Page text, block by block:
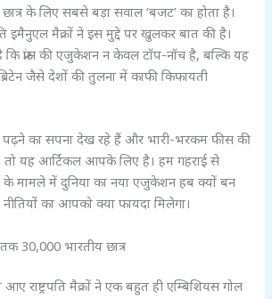
के लिए सबसे बड़ा सवाल ‘बजट’ का होता है।
इमैनुएल मैक्रों ने इस मुद्दे पर खुलकर बात की है।
कि फ्रांस की एजुकेशन न केवल टॉप-नॉच है, बल्कि यह
जैसे देशों की तुलना में काफी किफायती
का सपना देख रहे हैं और भारी-भरकम फीस की
यह आर्टिकल आपके लिए है। हम गहराई से
के मामले में दुनिया का नया एजुकेशन हब क्यों बन
का आपको क्या फायदा मिलेगा।
30,000 भारतीय छात्र
राष्ट्रपति मैक्रों ने एक बहुत ही एम्बिशियस गोल